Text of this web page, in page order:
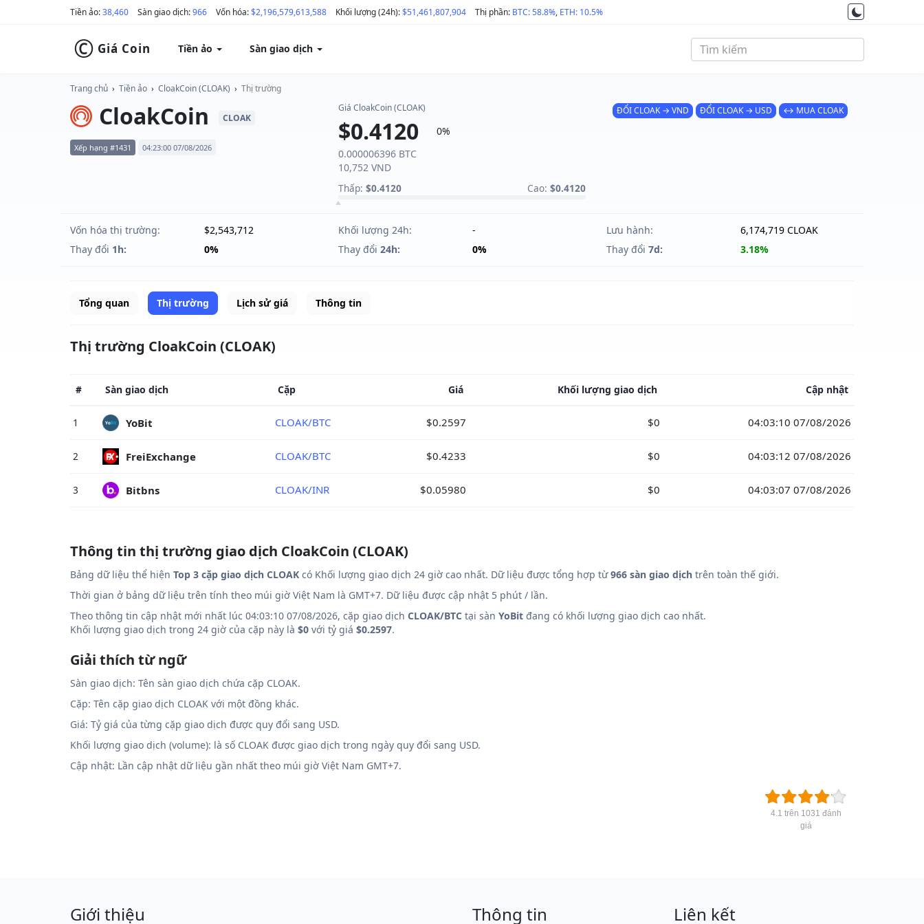
Tiền ảo:38,460 Sàn giao dịch:966 Vốn hóa:$2,196,579,613,588 Khối lượng (24h):$51,461,807,904 Thị phần: BTC: 58.8%, ETH: 10.5%
© Giá Coin Tiền ảo Sàn giao dịch
Trang chủ › Tiền ảo › CloakCoin (CLOAK) › Thị trường
CloakCoin CLOAK
Xếp hạng #1431 04:23:00 07/08/2026
Giá CloakCoin (CLOAK)
$0.4120
0%
0.000006396 BTC
10,752 VND
Thấp: $0.4120 Cao: $0.4120
ĐỔI CLOAK → VND ĐỔI CLOAK → USD ↔ MUA CLOAK
Vốn hóa thị trường: $2,543,712 Khối lượng 24h: - Lưu hành:
6,174,719 CLOAK
Thay đổi 1h: 0% Thay đổi 24h: 0% Thay đổi 7d: 3.18%
Tổng quan Thị trường Lịch sử giá Thông tin
Thị trường CloakCoin (CLOAK)
# Sàn giao dịch Cặp Giá Khối lượng giao dịch Cập nhật
1 YoBit CLOAK/BTC $0.2597 $0 04:03:10 07/08/2026
2 FreiExchange CLOAK/BTC $0.4233 $0 04:03:12 07/08/2026
3 Bitbns CLOAK/INR $0.05980 $0 04:03:07 07/08/2026
Thông tin thị trường giao dịch CloakCoin (CLOAK)
Bảng dữ liệu thể hiện Top 3 cặp giao dịch CLOAK có Khối lượng giao dịch 24 giờ cao nhất. Dữ liệu được tổng hợp từ966 sàn giao dịch trên toàn thế giới.
Thời gian ở bảng dữ liệu trên tính theo múi giờ Việt Nam là GMT+7. Dữ liệu được cập nhật 5 phút / lần.
Theo thông tin cập nhật mới nhất lúc 04:03:10 07/08/2026, cặp giao dịch CLOAK/BTC tại sàn YoBit đang có khối lượng giao dịch cao nhất.
Khối lượng giao dịch trong 24 giờ của cặp này là $0 với tỷ giá $0.2597.
Giải thích từ ngữ
Sàn giao dịch: Tên sàn giao dịch chứa cặp CLOAK.
Cặp: Tên cặp giao dịch CLOAK với một đồng khác.
Giá: Tỷ giá của từng cặp giao dịch được quy đổi sang USD.
Khối lượng giao dịch (volume): là số CLOAK được giao dịch trong ngày quy đổi sang USD.
Cập nhật: Lần cập nhật dữ liệu gần nhất theo múi giờ Việt Nam GMT+7.
4.1 trên 1031 đánh
giá
Giới thiệu Thông tin Liên kết